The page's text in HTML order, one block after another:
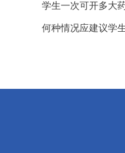
学生一次可开多大
何种情况应建议学